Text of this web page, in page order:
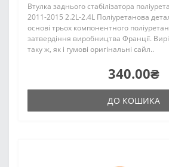
Втулка заднього стабілізатора
2011-2015 2.2L-2.4L Поліуретанова
основі трьох компонентного
затвердіння виробництва Франції.
таку ж, як і гумові оригінальні сайл..
340.00₴
ДО КОШИКА